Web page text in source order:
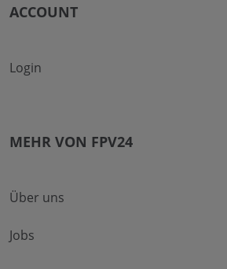
ACCOUNT
Login
MEHR VON FPV24
Über uns
Jobs